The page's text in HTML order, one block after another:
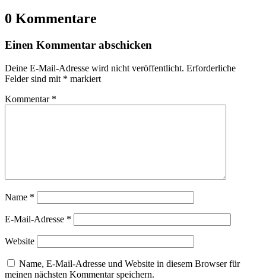
0 Kommentare
Einen Kommentar abschicken
Deine E-Mail-Adresse wird nicht veröffentlicht. Erforderliche
Felder sind mit * markiert
Kommentar *
Name *
E-Mail-Adresse *
Website
Name, E-Mail-Adresse und Website in diesem Browser für
meinen nächsten Kommentar speichern.